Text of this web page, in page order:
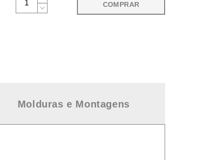
COMPRAR
Molduras e Montagens